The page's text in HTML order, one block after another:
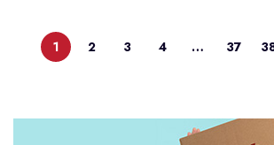
1 2 3 4 … 37